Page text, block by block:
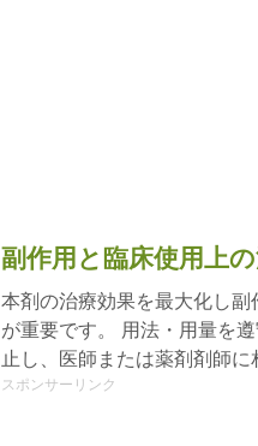
副作用と臨床使用上
本剤の治療効果を最大化し
が重要です。 用法・用量を
止し、医師または薬剤剤師に
スポンサーリンク